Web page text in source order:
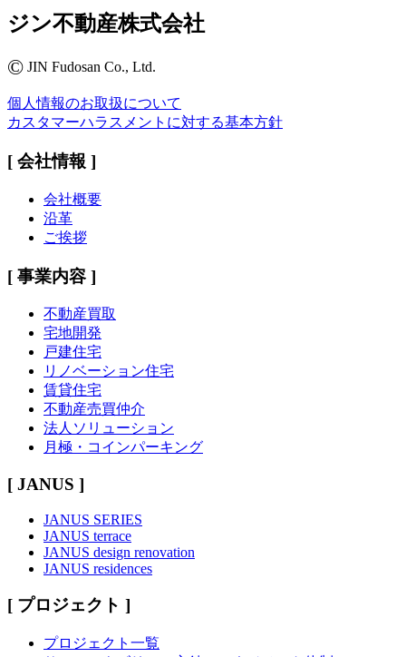
ジン不動産株式会社
© JIN Fudosan Co., Ltd.
個人情報のお取扱について
カスタマーハラスメントに対する基本方針
[ 会社情報 ]
会社概要
沿革
ご挨拶
[ 事業内容 ]
不動産買取
宅地開発
戸建住宅
リノベーション住宅
賃貸住宅
不動産売買仲介
法人ソリューション
月極・コインパーキング
[ JANUS ]
JANUS SERIES
JANUS terrace
JANUS design renovation
JANUS residences
[ プロジェクト ]
プロジェクト一覧